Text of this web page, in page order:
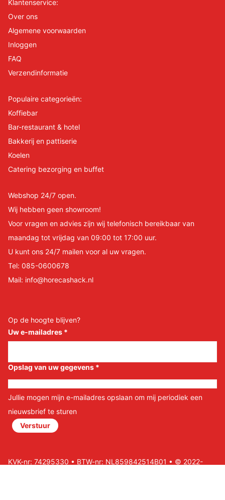
Klantenservice:
Over ons
Algemene voorwaarden
Inloggen
FAQ
Verzendinformatie
Populaire categorieën:
Koffiebar
Bar-restaurant & hotel
Bakkerij en pattiserie
Koelen
Catering bezorging en buffet
Webshop 24/7 open.
Wij hebben geen showroom!
Voor vragen en advies zijn wij telefonisch bereikbaar van
maandag tot vrijdag van 09:00 tot 17:00 uur.
U kunt ons 24/7 mailen voor al uw vragen.
Tel: 085-0600678
Mail: info@horecashack.nl
Op de hoogte blijven?
Uw e-mailadres *
Opslag van uw gegevens *
Jullie mogen mijn e-mailadres opslaan om mij periodiek een
nieuwsbrief te sturen
Verstuur
KVK-nr: 74295330 • BTW-nr: NL859842514B01 • © 2022-